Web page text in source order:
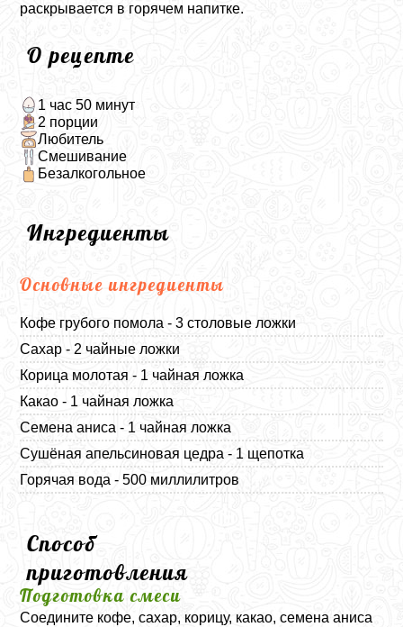
раскрывается в горячем напитке.
О рецепте
1 час 50 минут
2 порции
Любитель
Смешивание
Безалкогольное
Ингредиенты
Основные ингредиенты
Кофе грубого помола - 3 столовые ложки
Сахар - 2 чайные ложки
Корица молотая - 1 чайная ложка
Какао - 1 чайная ложка
Семена аниса - 1 чайная ложка
Сушёная апельсиновая цедра - 1 щепотка
Горячая вода - 500 миллилитров
Способ
приготовления
Подготовка смеси
Соедините кофе, сахар, корицу, какао, семена аниса